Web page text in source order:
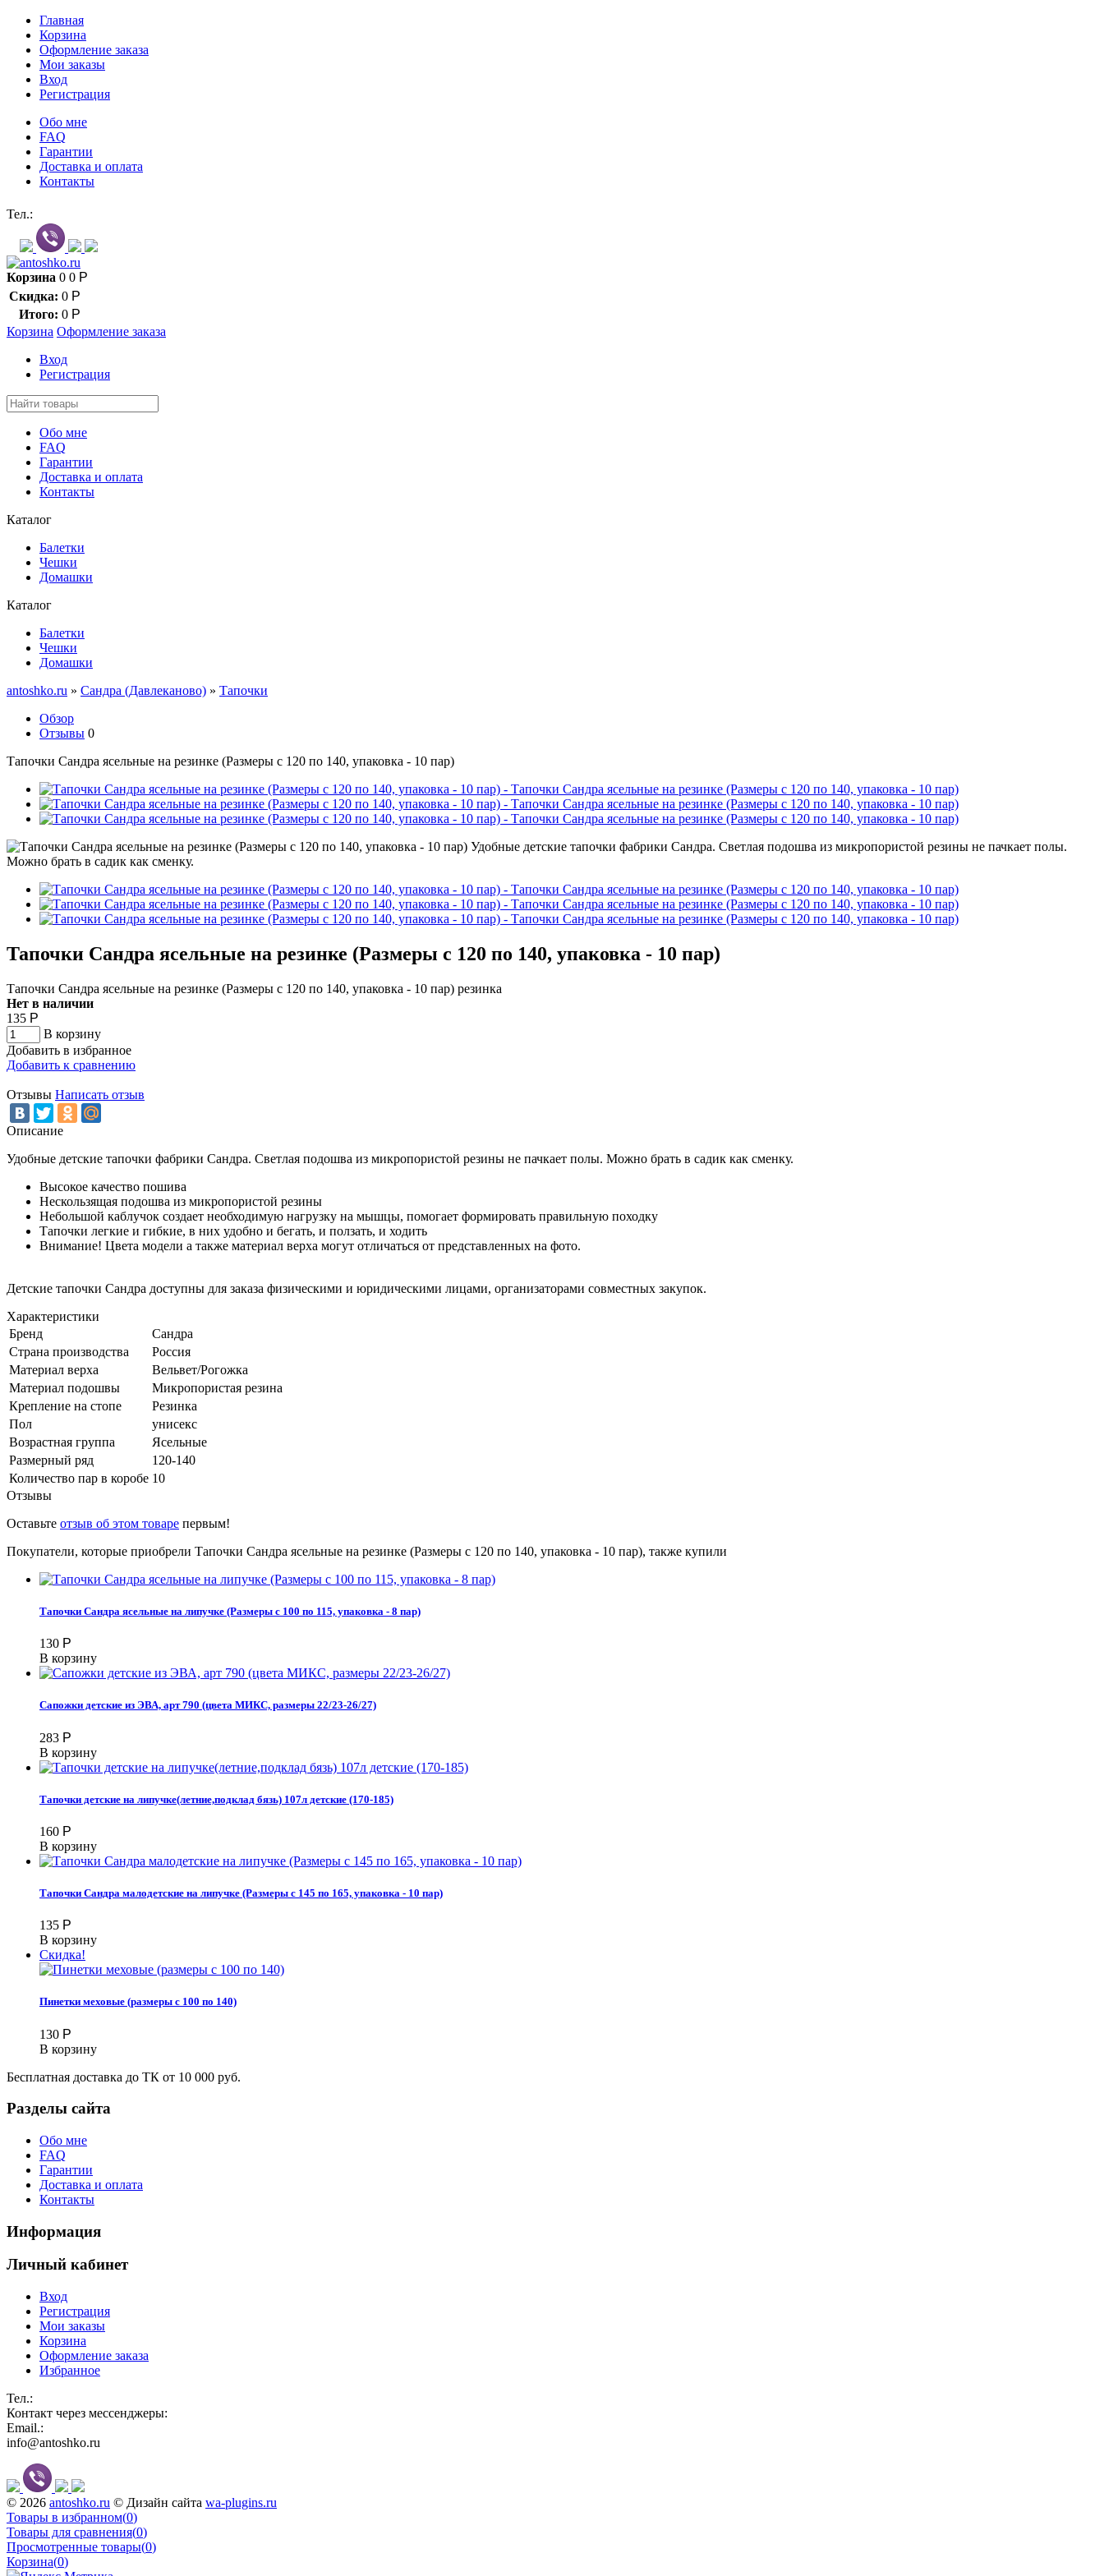
Главная
Корзина
Оформление заказа
Мои заказы
Вход
Регистрация
Обо мне
FAQ
Гарантии
Доставка и оплата
Контакты
Тел.:
Корзина 0 0 Р
Скидка: 0 Р
Итого: 0 Р
Корзина Оформление заказа
Вход
Регистрация
Обо мне
FAQ
Гарантии
Доставка и оплата
Контакты
Каталог
Балетки
Чешки
Домашки
Каталог
Балетки
Чешки
Домашки
antoshko.ru » Сандра (Давлеканово) » Тапочки
Обзор
Отзывы 0
Тапочки Сандра ясельные на резинке (Размеры с 120 по 140, упаковка - 10 пар)
Тапочки Сандра ясельные на резинке (Размеры с 120 по 140, упаковка - 10 пар)
Тапочки Сандра ясельные на резинке (Размеры с 120 по 140, упаковка - 10 пар) резинка
Нет в наличии
135 Р
В корзину
Добавить в избранное
Добавить к сравнению
Отзывы Написать отзыв
Описание
Удобные детские тапочки фабрики Сандра. Светлая подошва из микропористой резины не пачкает полы. Можно брать в садик как сменку.
Высокое качество пошива
Нескользящая подошва из микропористой резины
Небольшой каблучок создает необходимую нагрузку на мышцы, помогает формировать правильную походку
Тапочки легкие и гибкие, в них удобно и бегать, и ползать, и ходить
Внимание! Цвета модели а также материал верха могут отличаться от представленных на фото.
Детские тапочки Сандра доступны для заказа физическими и юридическими лицами, организаторами совместных закупок.
Характеристики
Бренд
Сандра
Страна производства
Россия
Материал верха
Вельвет/Рогожка
Материал подошвы
Микропористая резина
Крепление на стопе
Резинка
Пол
унисекс
Возрастная группа
Ясельные
Размерный ряд
120-140
Количество пар в коробе 10
Отзывы
Оставьте отзыв об этом товаре первым!
Покупатели, которые приобрели Тапочки Сандра ясельные на резинке (Размеры с 120 по 140, упаковка - 10 пар), также купили
Тапочки Сандра ясельные на липучке (Размеры с 100 по 115, упаковка - 8 пар)
130 Р
В корзину
Сапожки детские из ЭВА, арт 790 (цвета МИКС, размеры 22/23-26/27)
283 Р
В корзину
Тапочки детские на липучке(летние,подклад бязь) 107л детские (170-185)
160 Р
В корзину
Тапочки Сандра малодетские на липучке (Размеры с 145 по 165, упаковка - 10 пар)
135 Р
В корзину
Скидка!
Пинетки меховые (размеры с 100 по 140)
130 Р
В корзину
Бесплатная доставка до ТК от 10 000 руб.
Разделы сайта
Обо мне
FAQ
Гарантии
Доставка и оплата
Контакты
Информация
Личный кабинет
Вход
Регистрация
Мои заказы
Корзина
Оформление заказа
Избранное
Тел.:
Контакт через мессенджеры:
Email.:
info@antoshko.ru
© 2026 antoshko.ru © Дизайн сайта wa-plugins.ru
Товары в избранном(0)
Товары для сравнения(0)
Просмотренные товары(0)
Корзина(0)